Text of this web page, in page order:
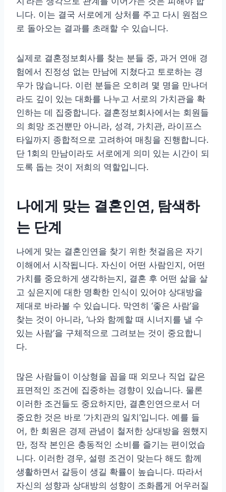
니다. 이는 결국 서로에게 상처를 주고 다시 원점으
로 돌아오는 결과를 초래할 수 있습니다.
실제로 결혼정보회사를 찾는 분들 중, 과거 연애 경
험에서 진정성 없는 만남에 지쳤다고 토로하는 경
우가 많습니다. 이런 분들은 오히려 몇 명을 만나더
라도 깊이 있는 대화를 나누고 서로의 가치관을 확
인하는 데 집중합니다. 결혼정보회사에서는 회원들
의 희망 조건뿐만 아니라, 성격, 가치관, 라이프스
타일까지 종합적으로 고려하여 매칭을 진행합니다.
단 1회의 만남이라도 서로에게 의미 있는 시간이 되
도록 돕는 것이 저희의 역할입니다.
나에게 맞는 결혼인연, 탐색하
는 단계
나에게 맞는 결혼인연을 찾기 위한 첫걸음은 자기
이해에서 시작됩니다. 자신이 어떤 사람인지, 어떤
가치를 중요하게 생각하는지, 결혼 후 어떤 삶을 살
고 싶은지에 대한 명확한 인식이 있어야 상대방을
제대로 바라볼 수 있습니다. 막연히 ‘좋은 사람’을
찾는 것이 아니라, ‘나와 함께할 때 시너지를 낼 수
있는 사람’을 구체적으로 그려보는 것이 중요합니
다.
많은 사람들이 이상형을 꼽을 때 외모나 직업 같은
표면적인 조건에 집중하는 경향이 있습니다. 물론
이러한 조건들도 중요하지만, 결혼인연으로서 더
중요한 것은 바로 ‘가치관의 일치’입니다. 예를 들
어, 한 회원은 경제 관념이 철저한 상대방을 원했지
만, 정작 본인은 충동적인 소비를 즐기는 편이었습
니다. 이러한 경우, 설령 조건이 맞는다 해도 함께
생활하면서 갈등이 생길 확률이 높습니다. 따라서
자신의 성향과 상대방의 성향이 조화롭게 어우러질